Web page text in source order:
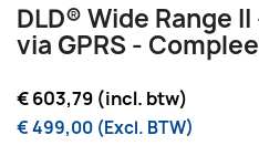
DLD® Wide Range
via GPRS -
€ 603,79 (incl. btw)
€ 499,00 (Excl. BTW)